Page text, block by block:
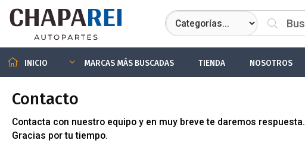
INICIO MARCAS MÁS BUSCADAS TIENDA NOSOTROS
Contacto
Contacta con nuestro equipo y en muy breve te daremos respuesta.
Gracias por tu tiempo.